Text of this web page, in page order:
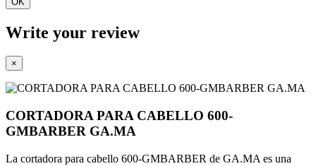
Write your review
×
CORTADORA PARA CABELLO 600-
GMBARBER GA.MA
La cortadora para cabello 600-GMBARBER de GA.MA es una